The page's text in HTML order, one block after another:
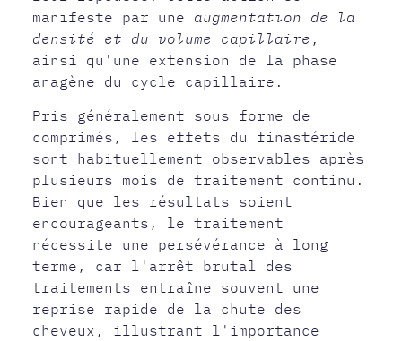
manifeste par une augmentation de la
densité et du volume capillaire ,
ainsi qu'une extension de la phase
anagène du cycle capillaire.
Pris généralement sous forme de
comprimés, les effets du finastéride
sont habituellement observables après
plusieurs mois de traitement continu.
Bien que les résultats soient
encourageants, le traitement
nécessite une persévérance à long
terme, car l'arrêt brutal des
traitements entraîne souvent une
reprise rapide de la chute des
cheveux, illustrant l'importance